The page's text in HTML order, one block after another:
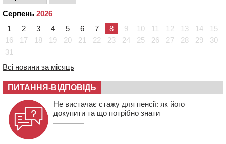
15:05 На Звенигородщині, попри заборону міськради,
проведуть “Ше.Fest”
14:31
У Каневі аномальна спека призвела до перебоїв у
роботі електромереж та комунальних служб
14:02
сміттєзвалища
13:26 На Черкащині сьогодні очікують грози, зливи, град та
шквали до 22 м/с
Серпень 2026
1
2 3 4 5 6 7 8 9 10 11 12 13 14
15
16
17 18 19 20 21 22 23 24 25 26 27 28 29
30
31
Всі новини за місяць
ПИТАННЯ-ВІДПОВІДЬ
Не вистачає стажу для пенсії: як його
докупити та що потрібно знати